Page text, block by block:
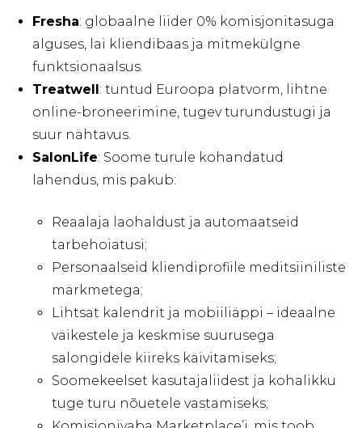
Fresha: globaalne liider 0% komisjonitasuga
alguses, lai kliendibaas ja mitmekülgne
funktsionaalsus.
Treatwell : tuntud Euroopa platvorm, lihtne
online-broneerimine, tugev turundustugi ja
suur nähtavus.
SalonLife: Soome turule kohandatud
lahendus, mis pakub:
Reaalaja laohaldust ja automaatseid
tarbehoiatusi;
Personaalseid kliendiprofiile meditsiiniliste
märkmetega;
Lihtsat kalendrit ja mobiiliäppi – ideaalne
väikestele ja keskmise suurusega
salongidele kiireks käivitamiseks;
Soomekeelset kasutajaliidest ja kohalikku
tuge turu nõuetele vastamiseks;